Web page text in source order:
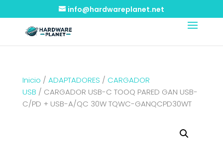
info@hardwareplanet.net
Inicio / ADAPTADORES / CARGADOR
USB / CARGADOR USB-C TOOQ PARED GAN USB-
C/PD + USB-A/QC 30W TQWC-GANQCPD30WT